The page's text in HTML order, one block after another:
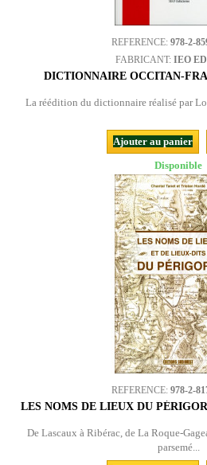
REFERENCE: 978-2-
FABRICANT: IEO
DICTIONNAIRE OCCITAN-
La réédition du dictionnaire réalisé par
Ajouter au panier
Disponible
REFERENCE: 978-2-
LES NOMS DE LIEUX DU
De Lascaux à Ribérac, de La Roque-
parsemé...